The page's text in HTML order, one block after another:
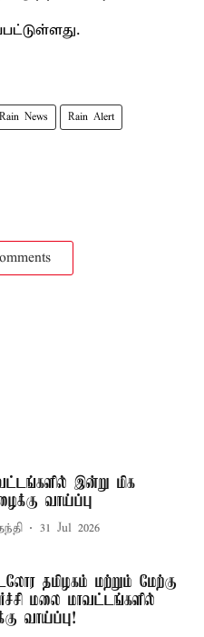
Rain News Rain Alert
இன்று மிக
வாய்ப்பு
31 Jul 2026
தமிழகம் மற்றும் மேற்கு
மலை மாவட்டங்களில்
வாய்ப்பு!